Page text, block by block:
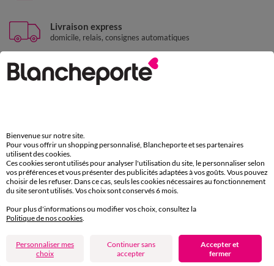
Livraison express
domicile, relais, consignes automatiques
Retours gratuits
sous 30 jours avec Mondial Relay uniquement
11€ Offerts
en vous inscrivant à la newsletter
dès 20€ d’achat
conditions dans votre email de confirmation
Bienvenue sur notre site.
Pour vous offrir un shopping personnalisé, Blancheporte et ses partenaires
utilisent des cookies.
Ces cookies seront utilisés pour analyser l'utilisation du site, le personnaliser selon
vos préférences et vous présenter des publicités adaptées à vos goûts. Vous pouvez
choisir de les refuser. Dans ce cas, seuls les cookies nécessaires au fonctionnement
du site seront utilisés. Vos choix sont conservés 6 mois.
Pour plus d'informations ou modifier vos choix, consultez la
Politique de nos cookies.
Personnaliser mes
choix
Continuer sans
accepter
Accepter et
fermer